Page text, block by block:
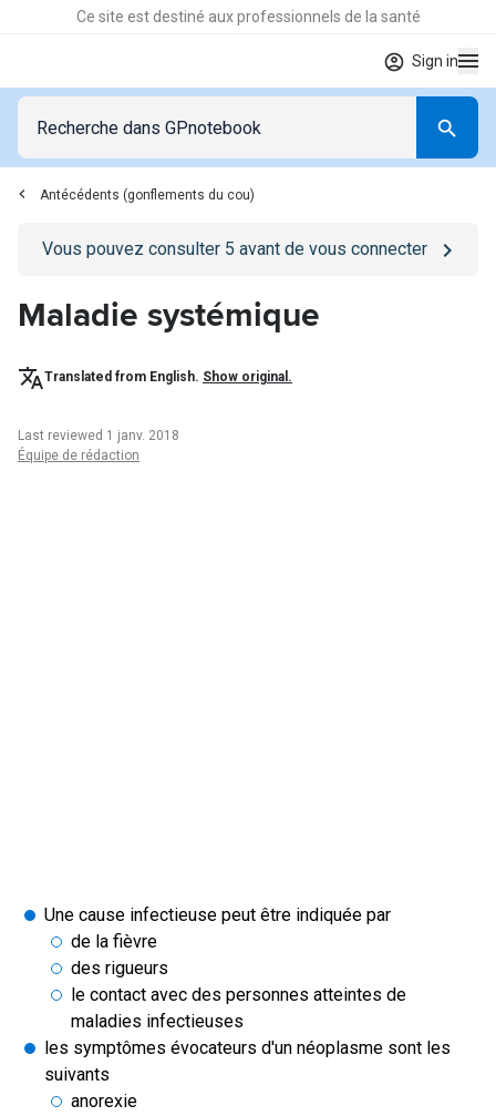
Ce site est destiné aux professionnels de la santé
Sign in
Antécédents (gonflements du cou)
Go to/se-connecterpage
Vous pouvez consulter 5 avant de vous connecter
Maladie systémique
Translated from English. Show original.
Last reviewed 1 janv. 2018
Équipe de rédaction
Une cause infectieuse peut être indiquée par
de la fièvre
des rigueurs
le contact avec des personnes atteintes de
maladies infectieuses
les symptômes évocateurs d'un néoplasme sont les
suivants
anorexie